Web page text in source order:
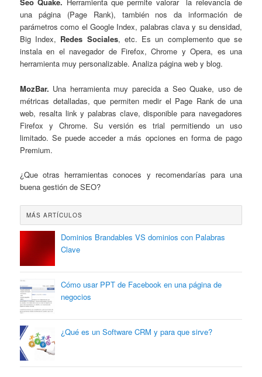
Seo Quake. Herramienta que permite valorar la relevancia de
una página (Page Rank), también nos da información de
parámetros como el Google Index, palabras clava y su densidad,
Big Index, Redes Sociales, etc. Es un complemento que se
instala en el navegador de Firefox, Chrome y Opera, es una
herramienta muy personalizable. Analiza página web y blog.
MozBar. Una herramienta muy parecida a Seo Quake, uso de
métricas detalladas, que permiten medir el Page Rank de una
web, resalta link y palabras clave, disponible para navegadores
Firefox y Chrome. Su versión es trial permitiendo un uso
limitado. Se puede acceder a más opciones en forma de pago
Premium.
¿Que otras herramientas conoces y recomendarías para una
buena gestión de SEO?
MÁS ARTÍCULOS
Dominios Brandables VS dominios con Palabras
Clave
Cómo usar PPT de Facebook en una página de
negocios
¿Qué es un Software CRM y para que sirve?